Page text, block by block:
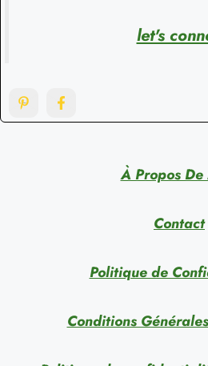
let's
À Propos De
Contact
Politique de
Conditions